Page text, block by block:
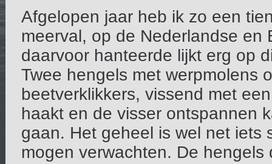
Afgelopen jaar heb ik zo een
meerval, op de Nederlandse en
daarvoor hanteerde lijkt erg op
Twee hengels met werpmolens
beetverklikkers, vissend met
haakt en de visser ontspannen
gaan. Het geheel is wel net iets
mogen verwachten. De